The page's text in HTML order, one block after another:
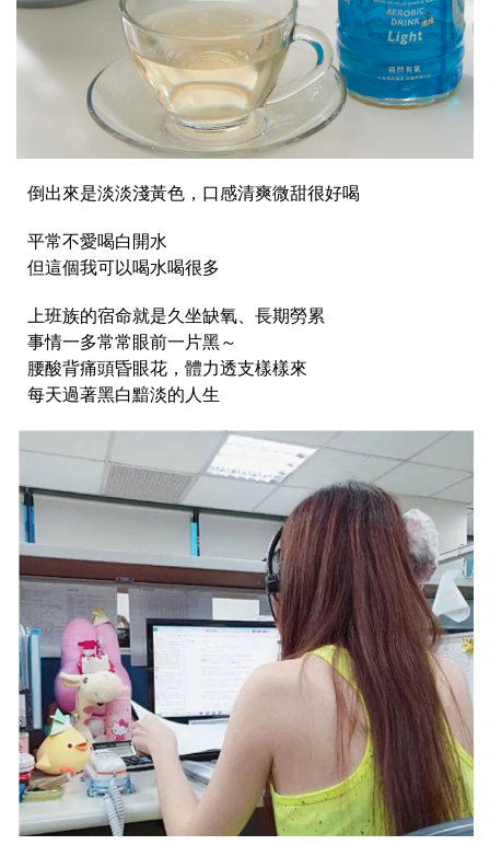
倒出來是淡淡淺黃色，口感清爽微甜很好喝
平常不愛喝白開水
但這個我可以喝水喝很多
上班族的宿命就是久坐缺氧、長期勞累
事情一多常常眼前一片黑～
腰酸背痛頭昏眼花，體力透支樣樣來
每天過著黑白黯淡的人生